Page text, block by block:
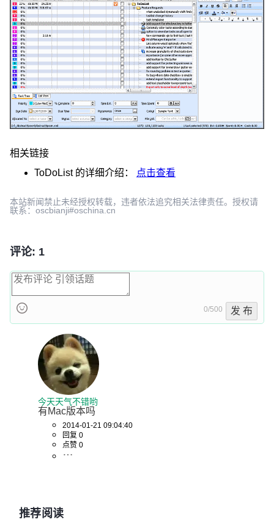
相关链接
ToDoList的详细介绍： 点击查看
本站新闻禁止未经授权转载，违者依法追究相关法律责任。授权请
联系：oscbianji#oschina.cn
评论: 1
0/500 发 布
今天天气不错哟
有Mac版本吗
2014-01-21 09:04:40
回复 0
点赞 0
推荐阅读